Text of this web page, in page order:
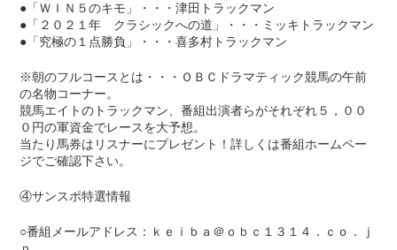
●「ＷＩＮ５のキモ」・・・津田トラックマン
●「２０２１年 クラシックへの道」・・・ミッキトラックマン
●「究極の１点勝負」・・・喜多村トラックマン
※朝のフルコースとは・・・ＯＢＣドラマティック競馬の午前
の名物コーナー。
競馬エイトのトラックマン、番組出演者らがそれぞれ５，００
０円の軍資金でレースを大予想。
当たり馬券はリスナーにプレゼント！詳しくは番組ホームペー
ジでご確認下さい。
④サンスポ特選情報
○番組メールアドレス：ｋｅｉｂａ＠ｏｂｃ１３１４．ｃｏ．ｊ